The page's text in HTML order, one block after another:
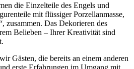
die Einzelteile des Engels und
mit flüssiger Porzellanmasse,
zusammen. Das Dekorieren des
Belieben – Ihrer Kreativität sind
Gästen, die bereits an einem anderen
erste Erfahrungen im Umgang mit